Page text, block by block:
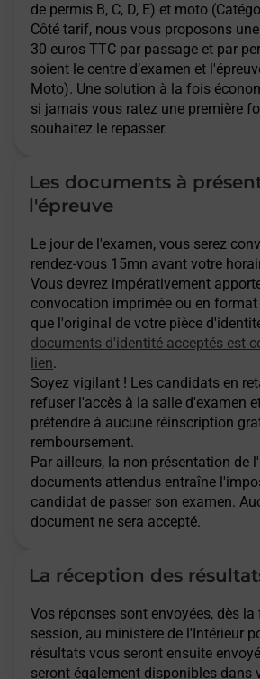
de permis B, C, D, E) et moto
Côté tarif, nous vous proposons
30 euros TTC par passage et par
soient le centre d’examen et
Moto). Une solution à la fois
si jamais vous ratez une première
souhaitez le repasser.
Les documents à
l'épreuve
Le jour de l'examen, vous serez
rendez-vous 15mn avant votre
Vous devrez impérativement
convocation imprimée ou en
que l'original de votre pièce
documents d'identité acceptés est
lien.
Soyez vigilant ! Les candidats en
refuser l'accès à la salle d'examen
prétendre à aucune réinscription
remboursement.
Par ailleurs, la non-présentation de
documents attendus entraîne
candidat de passer son examen.
document ne sera accepté.
La réception des
Vos réponses sont envoyées, dès la
session, au ministère de l'Intérieur
résultats vous seront ensuite
seront également disponibles dans